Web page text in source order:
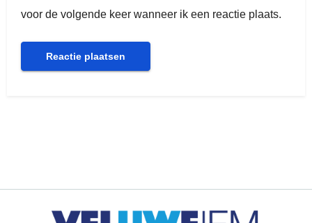
voor de volgende keer wanneer ik een reactie plaats.